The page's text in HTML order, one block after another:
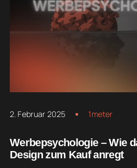
2. Februar 2025 1meter
Werbepsychologie – Wie
Design zum Kauf anregt